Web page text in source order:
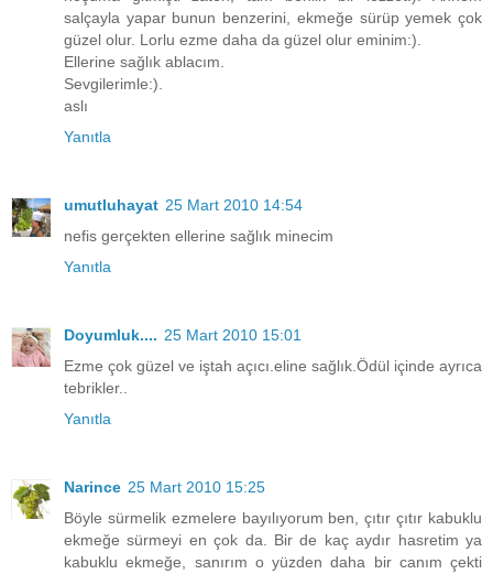
salçayla yapar bunun benzerini, ekmeğe sürüp yemek çok
güzel olur. Lorlu ezme daha da güzel olur eminim:).
Ellerine sağlık ablacım.
Sevgilerimle:).
aslı
Yanıtla
umutluhayat 25 Mart 2010 14:54
nefis gerçekten ellerine sağlık minecim
Yanıtla
Doyumluk.... 25 Mart 2010 15:01
Ezme çok güzel ve iştah açıcı.eline sağlık.Ödül içinde ayrıca
tebrikler..
Yanıtla
Narince 25 Mart 2010 15:25
Böyle sürmelik ezmelere bayılıyorum ben, çıtır çıtır kabuklu
ekmeğe sürmeyi en çok da. Bir de kaç aydır hasretim ya
kabuklu ekmeğe, sanırım o yüzden daha bir canım çekti